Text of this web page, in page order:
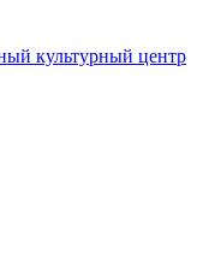
культурный центр